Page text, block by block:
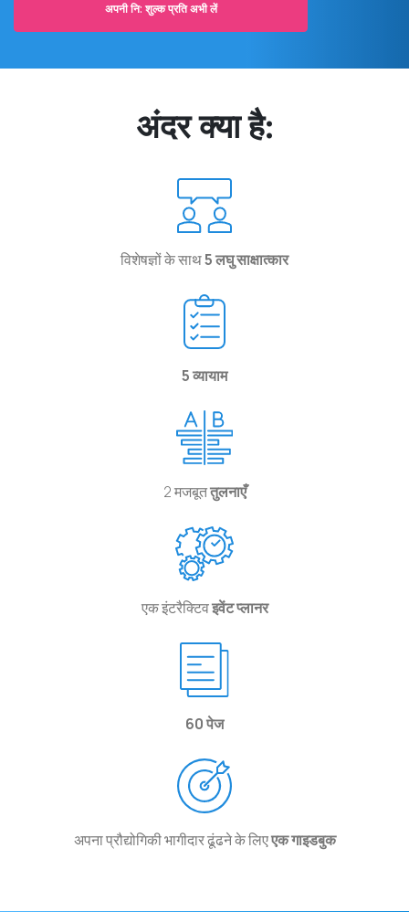
अपनी नि: शुल्क प्रति अभी लें
अंदर क्या है:
विशेषज्ञों के साथ5 लघु साक्षात्कार
5 व्यायाम
2 मजबूततुलनाएँ
एक इंटरैक्टिवइवेंट प्लानर
60 पेज
अपना प्रौद्योगिकी भागीदार ढूंढने के लिएएक गाइडबुक